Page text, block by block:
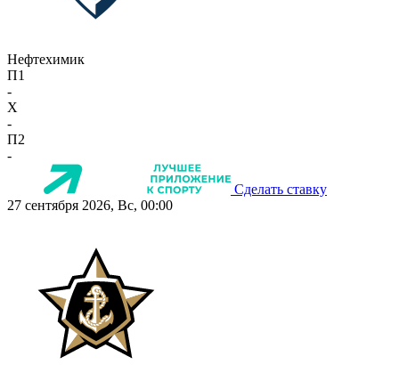
Нефтехимик
П1
-
X
-
П2
-
Сделать ставку
27 сентября 2026, Вс, 00:00